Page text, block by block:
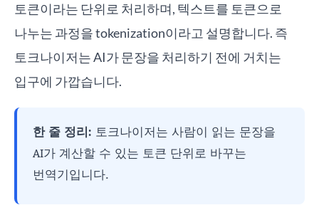
토큰이라는 단위로 처리하며, 텍스트를 토큰으로
나누는 과정을 tokenization이라고 설명합니다. 즉
토크나이저는 AI가 문장을 처리하기 전에 거치는
입구에 가깝습니다.
한 줄 정리: 토크나이저는 사람이 읽는 문장을
AI가 계산할 수 있는 토큰 단위로 바꾸는
번역기입니다.